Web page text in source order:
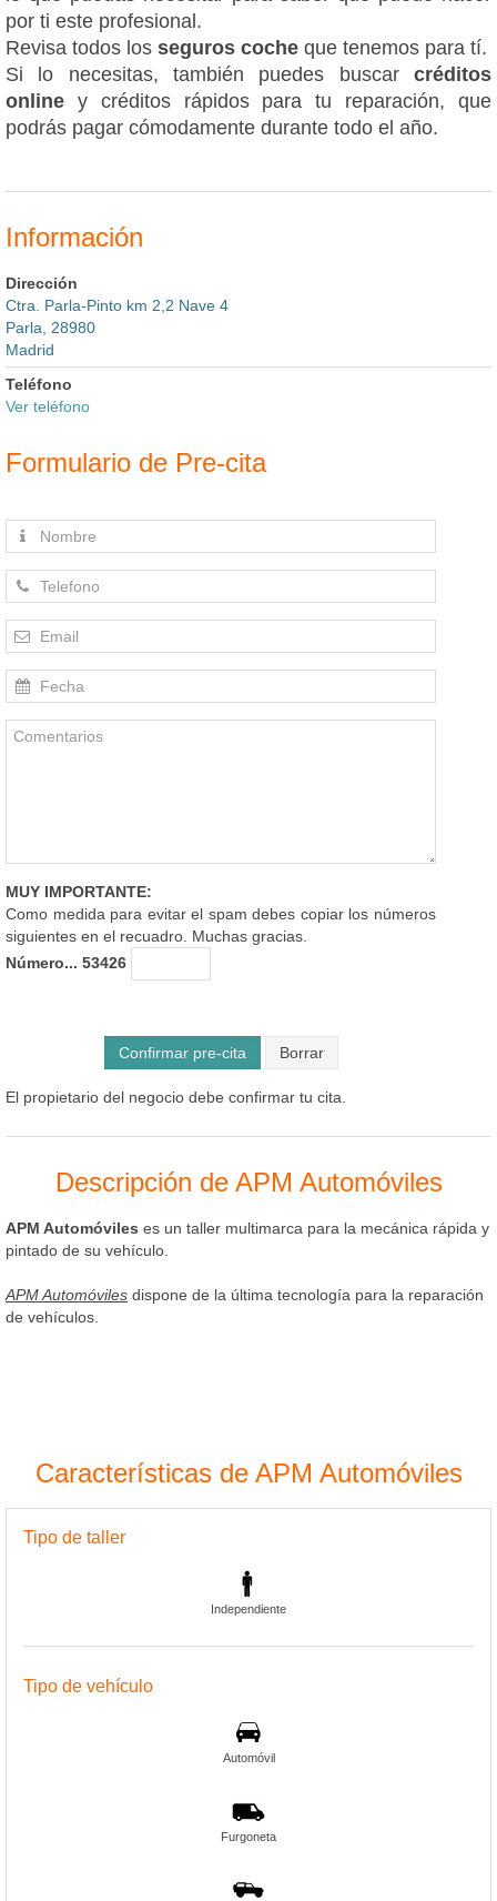
por ti este profesional.
Revisa todos los seguros coche que tenemos para tí.
Si lo necesitas, también puedes buscar créditos
online y créditos rápidos para tu reparación, que
podrás pagar cómodamente durante todo el año.
Información
Dirección
Ctra. Parla-Pinto km 2,2 Nave 4
Parla, 28980
Madrid
Teléfono
Ver teléfono
Formulario de Pre-cita
MUY IMPORTANTE:
Como medida para evitar el spam debes copiar los números
siguientes en el recuadro. Muchas gracias.
Número... 53426
Confirmar pre-cita
El propietario del negocio debe confirmar tu cita.
Descripción de APM Automóviles
APM Automóviles es un taller multimarca para la mecánica rápida y
pintado de su vehículo.
APM Automóviles dispone de la última tecnología para la reparación
de vehículos.
Características de APM Automóviles
Tipo de taller
Independiente
Tipo de vehículo
Automóvil
Furgoneta